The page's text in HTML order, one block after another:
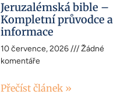
Jeruzalémská bible –
Kompletní průvodce a
informace
10 července, 2026
Žádné
komentáře
Přečíst článek »